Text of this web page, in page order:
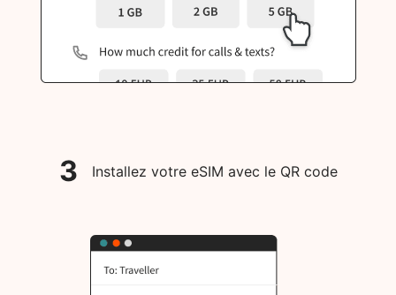
3 Installez votre eSIM avec le QR code